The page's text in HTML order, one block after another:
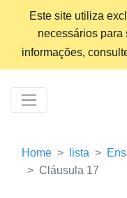
Este site utiliza
necessários para
informações,
Home lista
Cláusula 17